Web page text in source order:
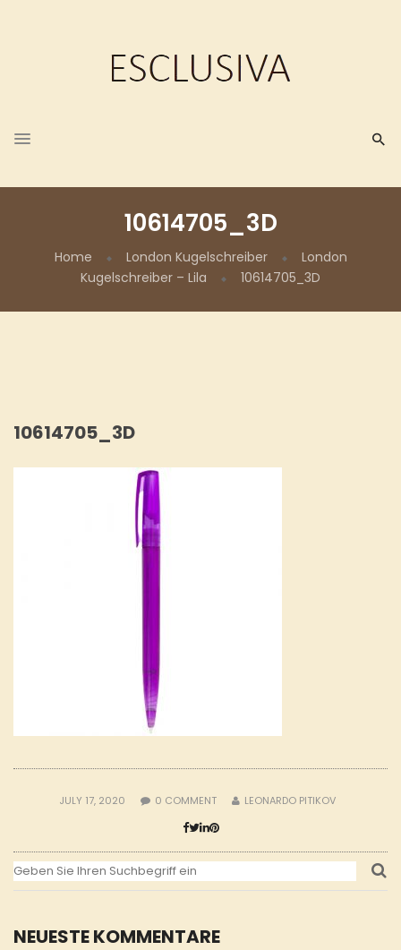
10614705_3D
Home London Kugelschreiber
London
Kugelschreiber – Lila
10614705_3D
NEUESTE KOMMENTARE
10614705_3D
JULY 17, 2020 0 COMMENT LEONARDO PITIKOV